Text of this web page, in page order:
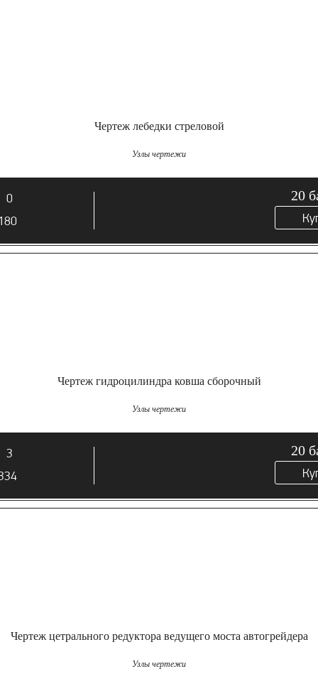
Чертеж лебедки стреловой
Узлы чертежи
0
20
Чертеж гидроцилиндра ковша сборочный
Узлы чертежи
3
20
Чертеж цетрального редуктора ведущего моста автогрейдера
Узлы чертежи